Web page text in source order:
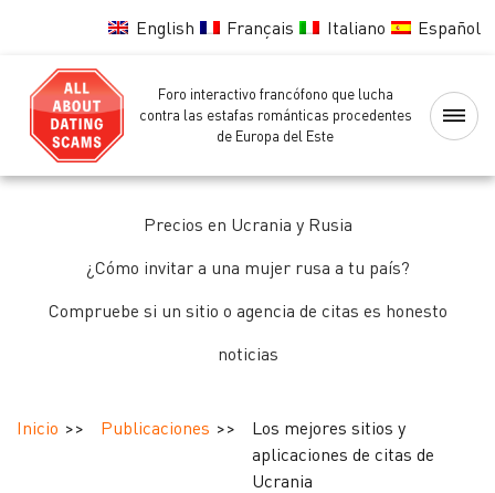
English Français Italiano Español
Foro interactivo francófono que lucha
contra las estafas románticas procedentes
de Europa del Este
Página
principal
chicas
de
Precios en Ucrania y Rusia
¿Cómo invitar a una mujer rusa a tu país?
Compruebe si un sitio o agencia de citas es honesto
noticias
Inicio Publicaciones
Los mejores sitios y
aplicaciones de citas de
Ucrania